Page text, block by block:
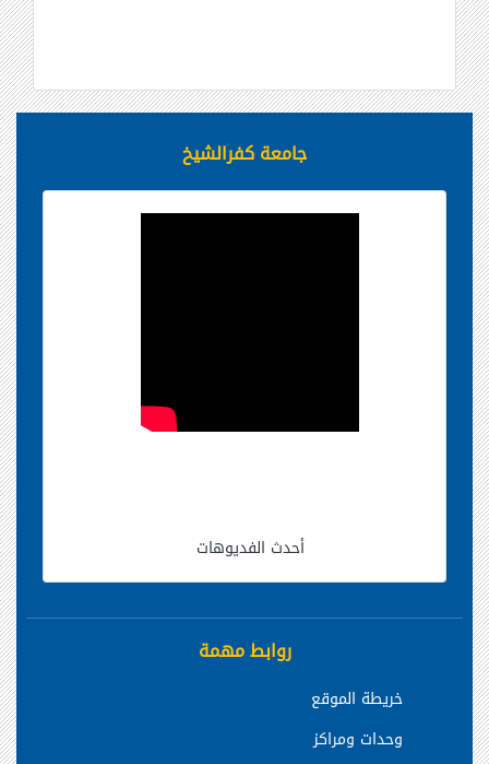
جامعة كفرالشيخ
أحدث الفديوهات
روابط مهمة
خريطة الموقع
وحدات ومراكز